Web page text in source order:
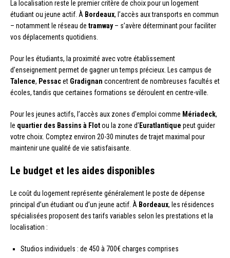
La localisation reste le premier critère de choix pour un logement
étudiant ou jeune actif. À Bordeaux, l’accès aux transports en commun
– notamment le réseau de tramway– s’avère déterminant pour faciliter
vos déplacements quotidiens.
Pour les étudiants, la proximité avec votre établissement
d’enseignement permet de gagner un temps précieux. Les campus de
Talence, Pessacet Gradignan concentrent de nombreuses facultés et
écoles, tandis que certaines formations se déroulent en centre-ville.
Pour les jeunes actifs, l’accès aux zones d’emploi comme Mériadeck,
le quartier des Bassins à Flotou la zone d’ Euratlantique peut guider
votre choix. Comptez environ 20-30 minutes de trajet maximal pour
maintenir une qualité de vie satisfaisante.
Le budget et les aides disponibles
Le coût du logement représente généralement le poste de dépense
principal d’un étudiant ou d’un jeune actif. À Bordeaux, les résidences
spécialisées proposent des tarifs variables selon les prestations et la
localisation :
Studios individuels : de 450 à 700€ charges comprises